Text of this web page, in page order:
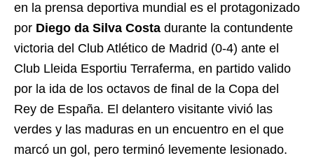
en la prensa deportiva mundial es el protagonizado
por Diego da Silva Costa durante la contundente
victoria del Club Atlético de Madrid (0-4) ante el
Club Lleida Esportiu Terraferma, en partido valido
por la ida de los octavos de final de la Copa del
Rey de España. El delantero visitante vivió las
verdes y las maduras en un encuentro en el que
marcó un gol, pero terminó levemente lesionado.